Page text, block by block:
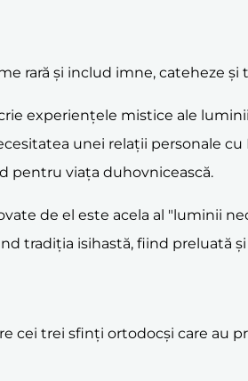
rară și includ imne, cateheze
experiențele mistice ale
unei relații personale
pentru viața duhovnicească.
de el este acela al "luminii
tradiția isihastă, fiind preluată
cei trei sfinți ortodocși care au